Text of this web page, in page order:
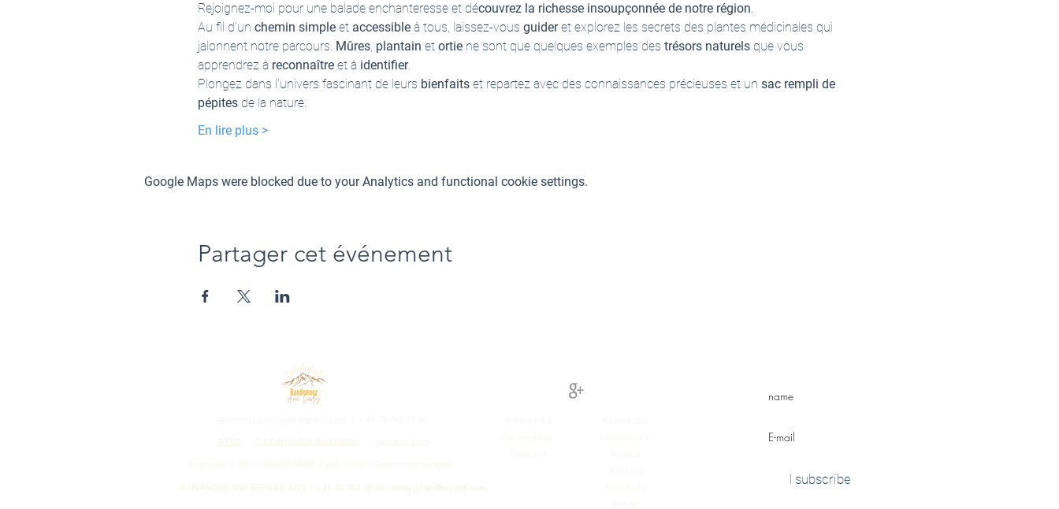
Rejoignez-moi pour une balade enchanteresse et découvrez la richesse insoupçonnée de notre région.
Au fil d'un chemin simple et accessible à tous, laissez-vous guider et explorez les secrets des plantes médicinales qui
jalonnent notre parcours. Mûres, plantain et ortie ne sont que quelques exemples des trésors naturels que vous
apprendrez à reconnaître et à identifier.
Plongez dans l'univers fascinant de leurs bienfaits et repartez avec des connaissances précieuses et un sac rempli de
pépites de la nature.
En lire plus >
Google Maps were blocked due to your Analytics and functional cookie settings.
Partager cet événement
I subscribe